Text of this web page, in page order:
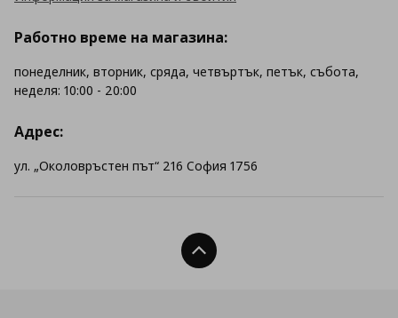
Работно време на магазина:
понеделник, вторник, сряда, четвъртък, петък, събота,
неделя: 10:00 - 20:00
Адрес:
ул. „Околовръстен път“ 216 София 1756
Нагоре